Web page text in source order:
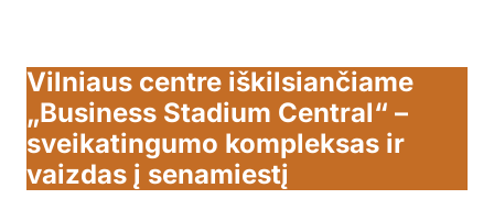
Vilniaus centre iškilsiančiame
„Business Stadium Central“ –
sveikatingumo kompleksas ir
vaizdas į senamiestį